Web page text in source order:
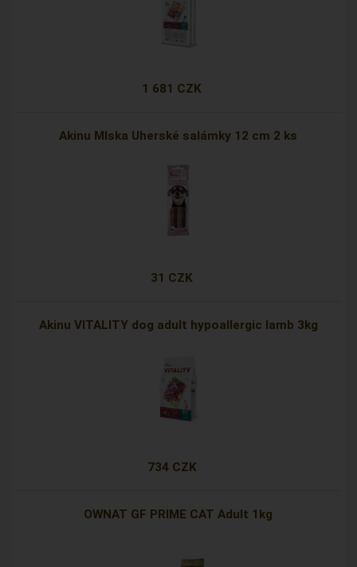
1 681 CZK
Akinu Mlska Uherské salámky 12 cm 2 ks
31 CZK
Akinu VITALITY dog adult hypoallergic lamb 3kg
734 CZK
OWNAT GF PRIME CAT Adult 1kg